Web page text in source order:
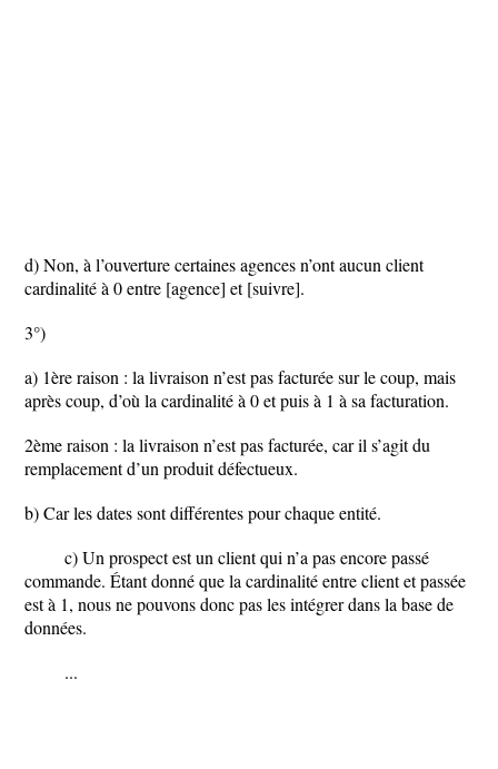
d) Non, à l’ouverture certaines agences n’ont aucun client
cardinalité à 0 entre [agence] et [suivre].
3°)
a) 1ère raison : la livraison n’est pas facturée sur le coup, mais
après coup, d’où la cardinalité à 0 et puis à 1 à sa facturation.
2ème raison : la livraison n’est pas facturée, car il s’agit du
remplacement d’un produit défectueux.
b) Car les dates sont différentes pour chaque entité.
c) Un prospect est un client qui n’a pas encore passé
commande. Étant donné que la cardinalité entre client et passée
est à 1, nous ne pouvons donc pas les intégrer dans la base de
données.
...